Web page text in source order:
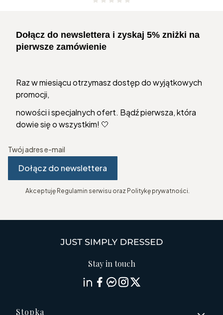
Dołącz do newslettera i zyskaj 5% zniżki na
pierwsze zamówienie
Raz w miesiącu otrzymasz dostęp do wyjątkowych
promocji,
nowości i specjalnych ofert. Bądź pierwsza, która
dowie się o wszystkim! 🤍
Twój adres e-mail
Dołącz do newslettera
Akceptuję Regulamin serwisu oraz Politykę prywatności.
Stay in touch
Stopka